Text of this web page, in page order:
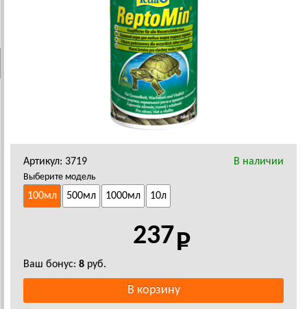
Артикул: 3719 В наличии
Выберите модель
100мл 500мл 1000мл 10л
237
Ваш бонус: 8 руб.